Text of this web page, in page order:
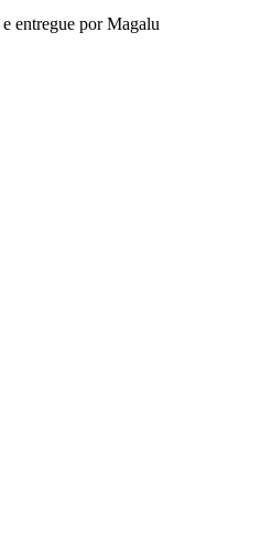
e entregue por Magalu